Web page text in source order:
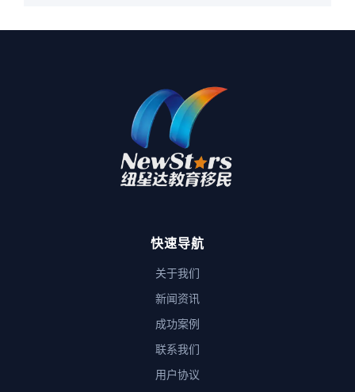
快速导航
关于我们
新闻资讯
成功案例
联系我们
用户协议